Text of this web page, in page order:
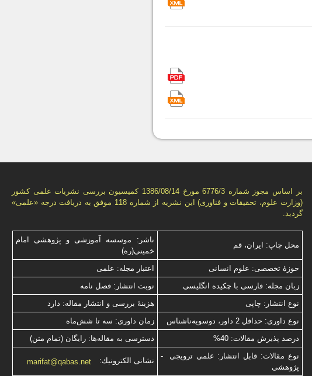
بر اساس مجوز شماره 6776/3 مورخ 1386/08/14 كمیسیون بررسى نشریات علمى كشور
(وزارت علوم، تحقیقات و فناورى) این نشریه از شماره 118 موفق به دریافت درجه «علمى»
گردید.
محل چاپ: ایران، قم
ناشر: موسسه آموزشی و پژوهشی امام
خمینی(ره)
حوزۀ تخصصی: علوم انسانی
اعتبار مجله: علمی
زبان مجله: فارسی با چكیده انگلیسی
نوبت انتشار: فصل نامه
نوع انتشار: چاپی
هزینۀ بررسی و انتشار مقاله: دارد
نوع داوری: حداقل 2 داور، دوسویه‌ناشناس
زمان داوری: سه تا شش‌ماه
درصد پذیرش مقالات: 40%
دسترسی به مقاله‌ها: رایگان (تمام متن)
نوع مقالات: قابل انتشار: علمی ترویجی -
پژوهشی
نشانی الكترونیك: marifat@qabas.net